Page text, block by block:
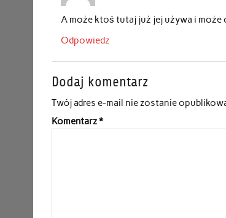
A może ktoś tutaj już jej używa i może
Odpowiedz
Dodaj komentarz
Twój adres e-mail nie zostanie
Komentarz*